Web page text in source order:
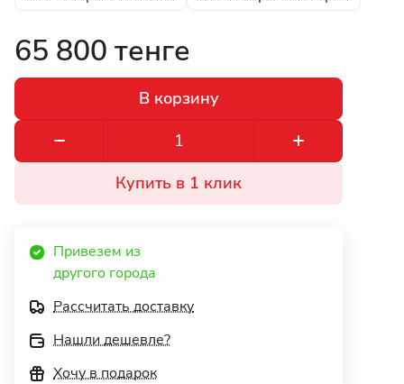
65 800 тенге
В корзину
Купить в 1 клик
Привезем из
другого города
Рассчитать доставку
Нашли дешевле?
Хочу в подарок